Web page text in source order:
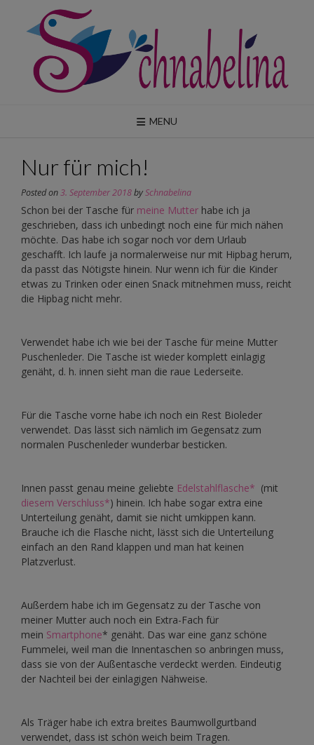
content
MENU
Nur für mich!
Posted on3. September 2018bySchnabelina
Schon bei der Tasche für meine Mutter habe ich ja
geschrieben, dass ich unbedingt noch eine für mich nähen
möchte. Das habe ich sogar noch vor dem Urlaub
geschafft. Ich laufe ja normalerweise nur mit Hipbag herum,
da passt das Nötigste hinein. Nur wenn ich für die Kinder
etwas zu Trinken oder einen Snack mitnehmen muss, reicht
die Hipbag nicht mehr.
Verwendet habe ich wie bei der Tasche für meine Mutter
Puschenleder. Die Tasche ist wieder komplett einlagig
genäht, d. h. innen sieht man die raue Lederseite.
Für die Tasche vorne habe ich noch ein Rest Bioleder
verwendet. Das lässt sich nämlich im Gegensatz zum
normalen Puschenleder wunderbar besticken.
Innen passt genau meine geliebte Edelstahlflasche* (mit
diesem Verschluss*) hinein. Ich habe sogar extra eine
Unterteilung genäht, damit sie nicht umkippen kann.
Brauche ich die Flasche nicht, lässt sich die Unterteilung
einfach an den Rand klappen und man hat keinen
Platzverlust.
Außerdem habe ich im Gegensatz zu der Tasche von
meiner Mutter auch noch ein Extra-Fach für
mein Smartphone* genäht. Das war eine ganz schöne
Fummelei, weil man die Innentaschen so anbringen muss,
dass sie von der Außentasche verdeckt werden. Eindeutig
der Nachteil bei der einlagigen Nähweise.
Als Träger habe ich extra breites Baumwollgurtband
verwendet, dass ist schön weich beim Tragen.